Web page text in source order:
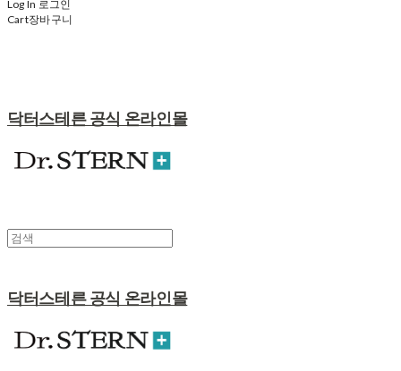
Log In 로그인
Cart장바구니
닥터스테른 공식 온라인몰
닥터스테른 공식 온라인몰